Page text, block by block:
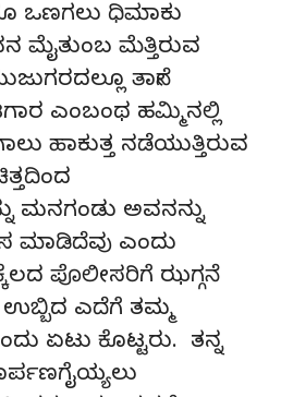
ಒಣಗಲು ಧಿಮಾಕು
ಮೈತುಂಬ ಮೆತ್ತಿರುವ
ತಾನೇ
ಎಂಬಂಥ ಹಮ್ಮಿನಲ್ಲಿ
ಹಾಕುತ್ತ ನಡೆಯುತ್ತಿರುವ
ಮನಗಂಡು ಅವನನ್ನು
ಮಾಡಿದೆವು ಎಂದು
ಪೊಲೀಸರಿಗೆ ಝಗ್ಗನೆ
ಉಬ್ಬಿದ ಎದೆಗೆ ತಮ್ಮ
ಏಟು ಕೊಟ್ಟರು. ತನ್ನ